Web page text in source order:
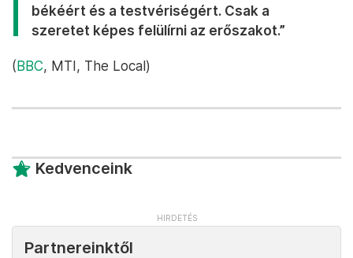
békéért és a testvériségért. Csak a
szeretet képes felülírni az erőszakot.”
(BBC, MTI, The Local)
Kedvenceink
Partnereinktől